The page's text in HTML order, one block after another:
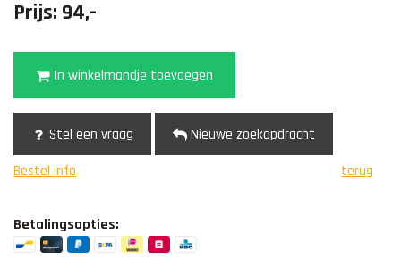
Prijs: 94,-
In winkelmandje toevoegen
Stel een vraag
Nieuwe zoekopdracht
Bestel info
terug
Betalingsopties: